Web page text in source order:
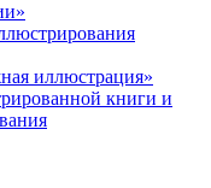
иллюстрация»
книги и